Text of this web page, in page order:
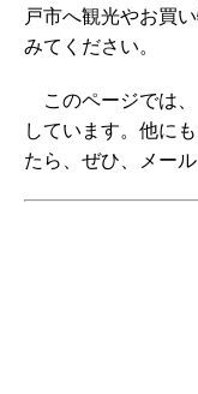
戸市へ観光やお買
みてください。
このページでは
しています。他に
たら、ぜひ、メー